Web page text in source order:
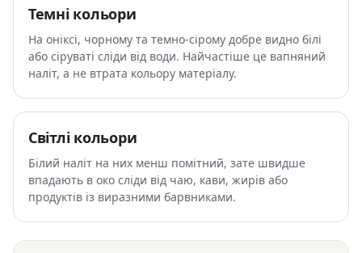
Темні кольори
На оніксі, чорному та темно-сірому добре видно білі
або сіруваті сліди від води. Найчастіше це вапняний
наліт, а не втрата кольору матеріалу.
Світлі кольори
Білий наліт на них менш помітний, зате швидше
впадають в око сліди від чаю, кави, жирів або
продуктів із виразними барвниками.